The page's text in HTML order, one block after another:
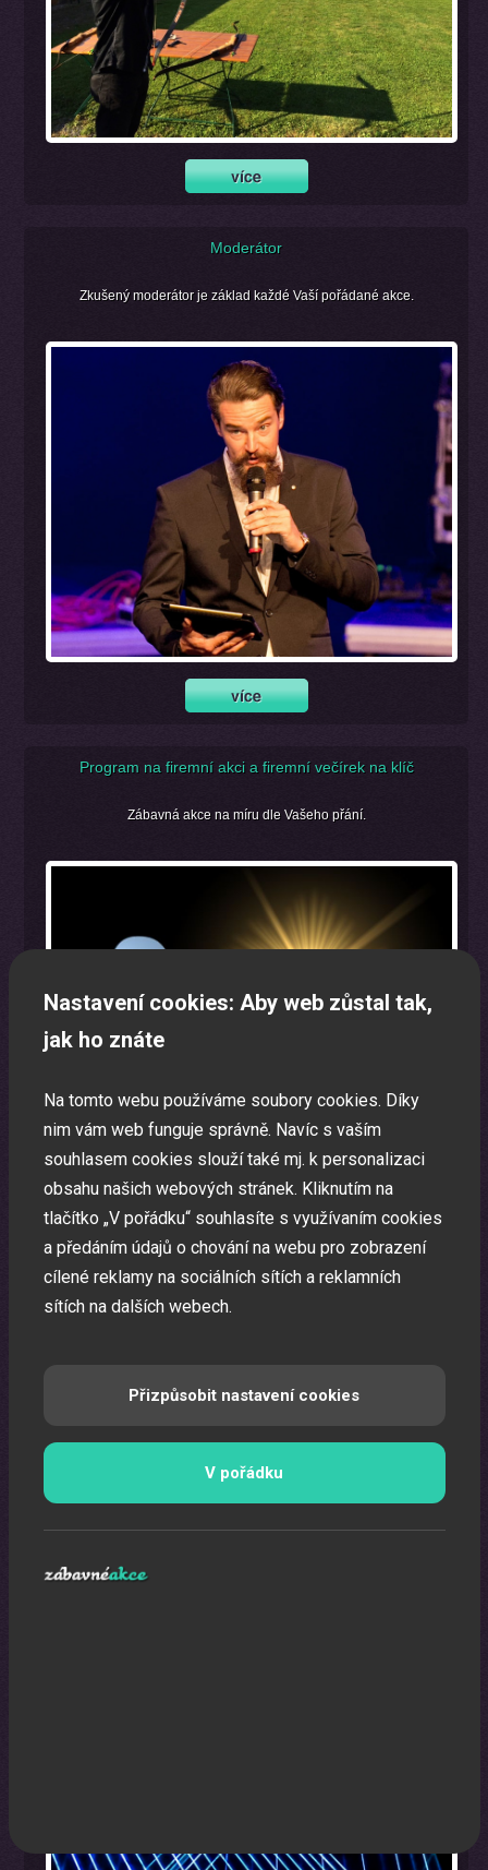
Moderátor
Zkušený moderátor je základ každé Vaší pořádané akce.
Program na firemní akci a firemní večírek na klíč
Zábavná akce na míru dle Vašeho přání.
Oslava narozenin s animátorem
Nastavení cookies: Aby web zůstal tak,
jak ho znáte
Na tomto webu používáme soubory cookies. Díky
nim vám web funguje správně. Navíc s vaším
souhlasem cookies slouží také mj. k personalizaci
obsahu našich webových stránek. Kliknutím na
tlačítko „V pořádku“ souhlasíte s využívaním cookies
a předáním údajů o chování na webu pro zobrazení
cílené reklamy na sociálních sítích a reklamních
sítích na dalších webech.
Přizpůsobit nastavení cookies
V pořádku